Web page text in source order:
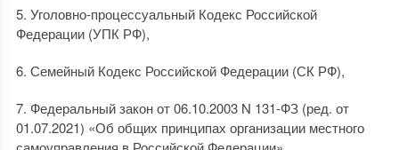
5. Уголовно-процессуальный Кодекс Российской
Федерации (УПК РФ),
6. Семейный Кодекс Российской Федерации (СК РФ),
7. Федеральный закон от 06.10.2003 N 131-ФЗ (ред. от
01.07.2021) «Об общих принципах организации местного